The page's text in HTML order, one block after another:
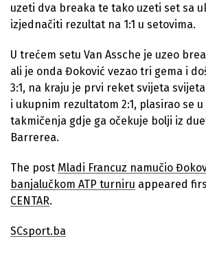
uzeti dva breaka te tako uzeti set sa
izjednačiti rezultat na 1:1 u setovima.
U trećem setu Van Assche je uzeo
ali je onda Đoković vezao tri gema i
3:1, na kraju je prvi reket svijeta
i ukupnim rezultatom 2:1, plasirao se
takmičenja gdje ga očekuje bolji iz
Barrerea.
The post Mladi Francuz namučio
banjalučkom ATP turniru appeared
CENTAR.
SCsport.ba